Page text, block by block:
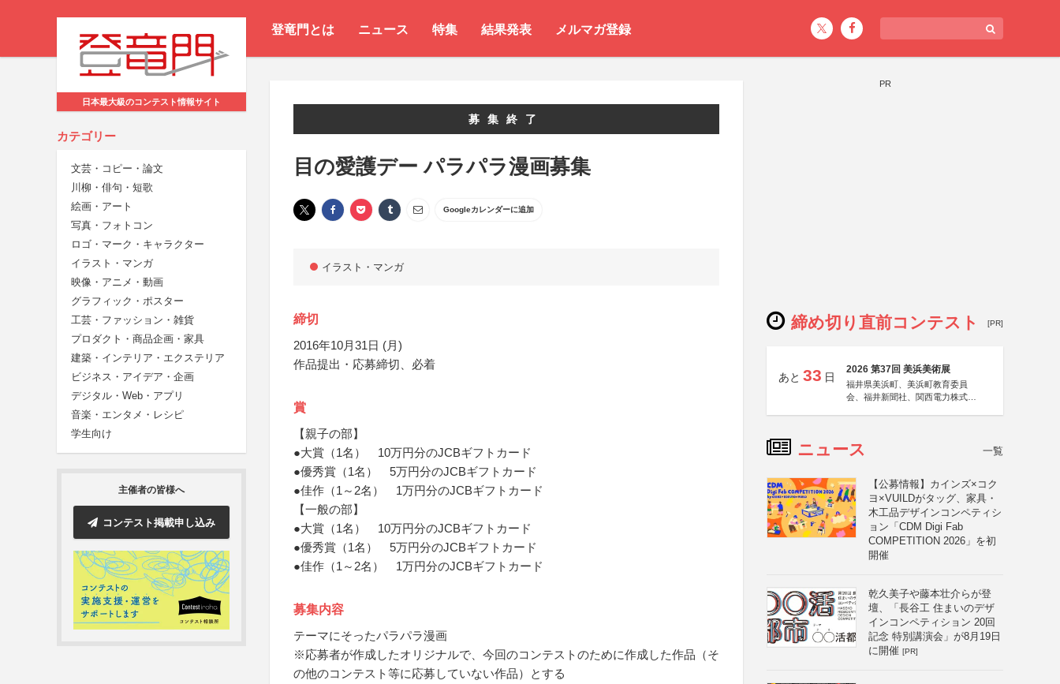
登竜門とは ニュース 特集 結果発表 メルマガ登録
日本最大級のコンテスト情報サイト
カテゴリー
文芸・コピー・論文
川柳・俳句・短歌
絵画・アート
写真・フォトコン
ロゴ・マーク・キャラクター
イラスト・マンガ
映像・アニメ・動画
グラフィック・ポスター
工芸・ファッション・雑貨
プロダクト・商品企画・家具
建築・インテリア・エクステリア
ビジネス・アイデア・企画
デジタル・Web・アプリ
音楽・エンタメ・レシピ
学生向け
主催者の皆様へ
コンテスト掲載申し込み
募集終了
目の愛護デー パラパラ漫画募集
Googleカレンダーに追加
イラスト・マンガ
締切
2016年10月31日 (月)
作品提出・応募締切、必着
賞
【親子の部】
●大賞（1名） 10万円分のJCBギフトカード
●優秀賞（1名） 5万円分のJCBギフトカード
●佳作（1～2名） 1万円分のJCBギフトカード
【一般の部】
●大賞（1名） 10万円分のJCBギフトカード
●優秀賞（1名） 5万円分のJCBギフトカード
●佳作（1～2名） 1万円分のJCBギフトカード
募集内容
テーマにそったパラパラ漫画
※応募者が作成したオリジナルで、今回のコンテストのために作成した作品（そ
の他のコンテスト等に応募していない作品）とする
PR
締め切り直前コンテスト [PR]
あと 33 日
2026 第37回 美浜美術展
福井県美浜町、美浜町教育委員
会、福井新聞社、関西電力株式会
ニュース 一覧
【公募情報】カインズ×コク
ヨ×VUILDがタッグ、家具・
木工品デザインコンペティシ
ョン「CDM Digi Fab
COMPETITION 2026」を初
開催
乾久美子や藤本壮介らが登
壇、「長谷工 住まいのデザ
インコンペティション 20回
記念 特別講演会」が8月19日
に開催 [PR]